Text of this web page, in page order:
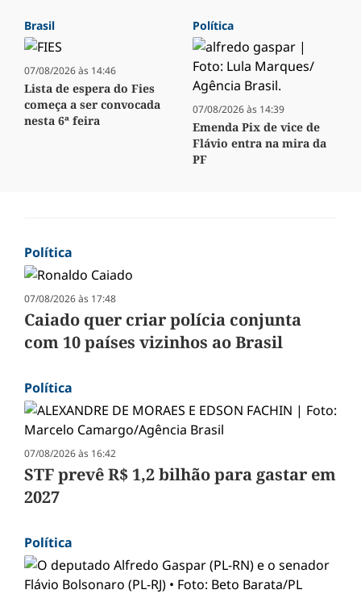
Brasil
07/08/2026 às 14:46
Lista de espera do Fies
começa a ser convocada
nesta 6ª feira
Política
07/08/2026 às 14:39
Emenda Pix de vice de
Flávio entra na mira da
PF
Política
07/08/2026 às 17:48
Caiado quer criar polícia conjunta
com 10 países vizinhos ao Brasil
Política
07/08/2026 às 16:42
STF prevê R$ 1,2 bilhão para gastar em
2027
Política